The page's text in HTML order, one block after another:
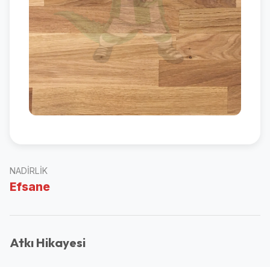
NADIRLIK
Efsane
Atkı Hikayesi